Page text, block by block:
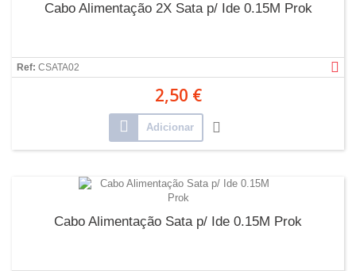
Cabo Alimentação 2X Sata p/ Ide 0.15M Prok
Ref: CSATA02
2,50 €
Adicionar
Cabo Alimentação Sata p/ Ide 0.15M Prok